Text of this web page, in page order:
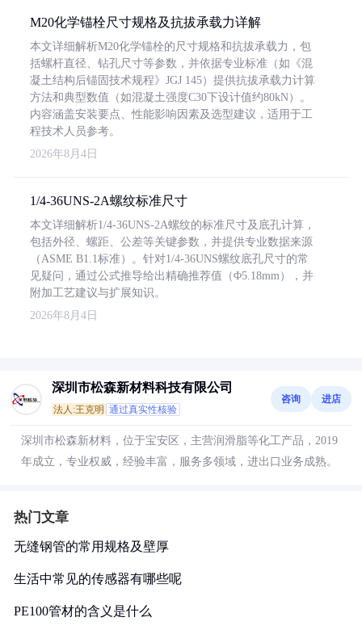
M20化学锚栓尺寸规格及抗拔承载力详解
本文详细解析M20化学锚栓的尺寸规格和抗拔承载力，包
括螺杆直径、钻孔尺寸等参数，并依据专业标准（如《混
凝土结构后锚固技术规程》JGJ 145）提供抗拔承载力计算
方法和典型数值（如混凝土强度C30下设计值约80kN）。
内容涵盖安装要点、性能影响因素及选型建议，适用于工
程技术人员参考。
2026年8月4日
1/4-36UNS-2A螺纹标准尺寸
本文详细解析1/4-36UNS-2A螺纹的标准尺寸及底孔计算，
包括外径、螺距、公差等关键参数，并提供专业数据来源
（ASME B1.1标准）。针对1/4-36UNS螺纹底孔尺寸的常
见疑问，通过公式推导给出精确推荐值（Φ5.18mm），并
附加工艺建议与扩展知识。
2026年8月4日
深圳市松森新材料科技有限公司
法人:王克明 通过真实性核验
咨询 进店
深圳市松森新材料，位于宝安区，主营润滑脂等化工产品，2019
年成立，专业权威，经验丰富，服务多领域，进出口业务成熟。
热门文章
无缝钢管的常用规格及壁厚
生活中常见的传感器有哪些呢
PE100管材的含义是什么